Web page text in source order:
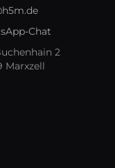
Chat
2
Marxzell